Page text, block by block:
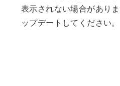
表示されない場合があり
ップデートしてください。